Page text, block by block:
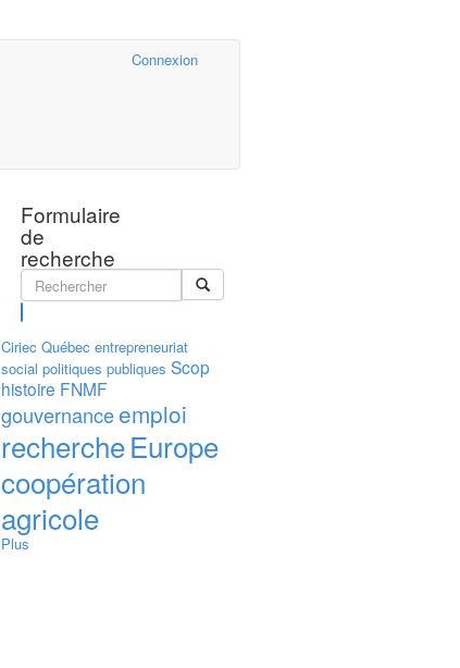
Connexion
Formulaire
de
recherche
Ciriec Québec entrepreneuriat
social politiques publiques Scop
histoire FNMF
gouvernanceemploi
rechercheEurope
coopération
agricole
Plus